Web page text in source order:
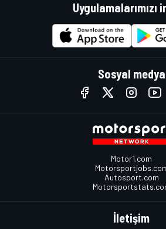
Uygulamalarımızı
Sosyal medya
Motor1.com
Autosport.com
İletişim